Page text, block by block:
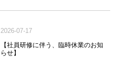
2026-07-17
【社員研修に伴う、臨時休業のお知
らせ】